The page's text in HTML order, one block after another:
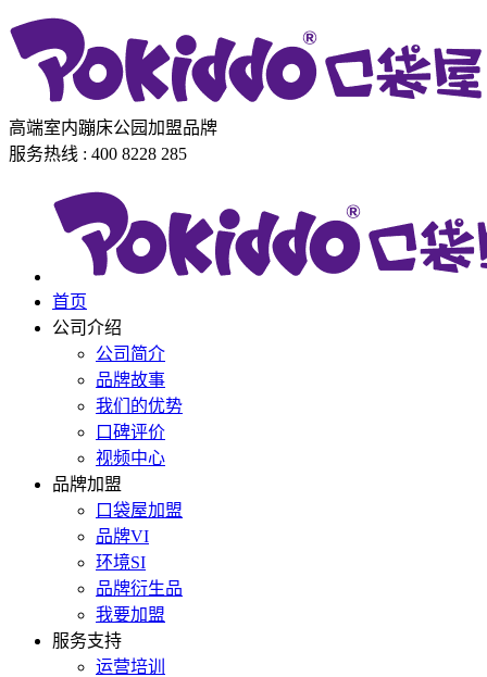
高端室内蹦床公园加盟品牌
服务热线 : 400 8228 285
首页
公司介绍
公司简介
品牌故事
我们的优势
口碑评价
视频中心
品牌加盟
口袋屋加盟
品牌VI
环境SI
品牌衍生品
我要加盟
服务支持
运营培训